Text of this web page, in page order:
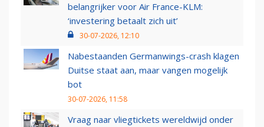
belangrijker voor Air France-KLM:
‘investering betaalt zich uit’
30-07-2026, 12:10
Nabestaanden Germanwings-crash klagen
Duitse staat aan, maar vangen mogelijk
bot
30-07-2026, 11:58
Vraag naar vliegtickets wereldwijd onder